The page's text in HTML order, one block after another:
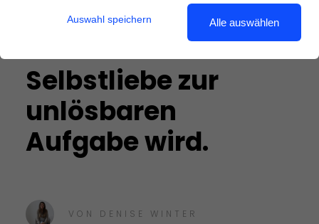
Die Liebe zu mir
selbst - wenn
Selbstliebe zur
unlösbaren
Aufgabe wird.
VON DENISE WINTER
Auswahl speichern Alle auswählen